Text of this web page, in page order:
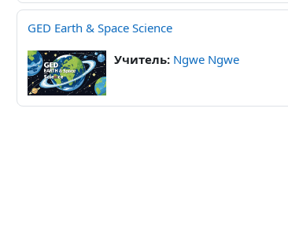
GED Earth & Space Science
Учитель: Ngwe Ngwe